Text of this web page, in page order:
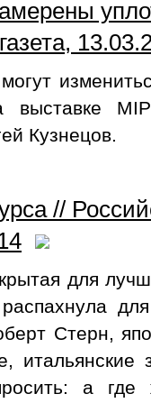
Кузнецов.
//
для
Стерн,
а